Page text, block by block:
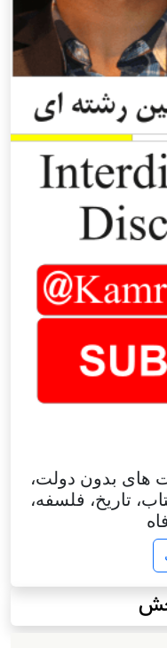
های بدون دولت،
تاریخ، فلسفه،